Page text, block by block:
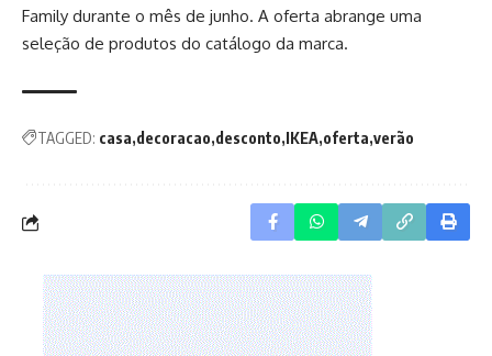
Family durante o mês de junho. A oferta abrange uma
seleção de produtos do catálogo da marca.
TAGGED: casa decoracao desconto IKEA oferta verão